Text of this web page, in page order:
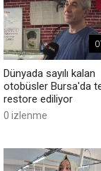
Dünyada sayılı kalan
otobüsler Bursa'da
restore ediliyor
0 izlenme